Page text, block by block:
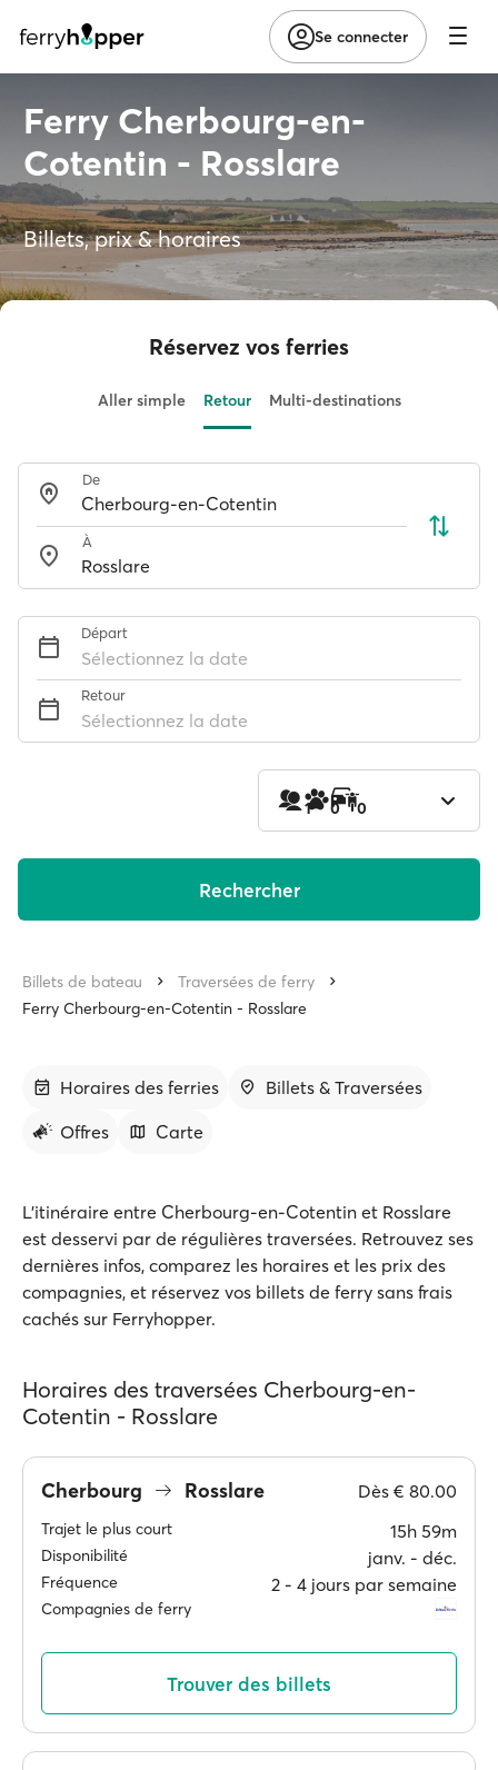
Se connecter
Ferry Cherbourg-en-
Cotentin - Rosslare
Billets, prix & horaires
Réservez vos ferries
Aller simple Retour Multi-destinations
De
À
Départ
Sélectionnez la date
Retour
Sélectionnez la date
1 0 0
Rechercher
Billets de bateau
Traversées de ferry
Ferry Cherbourg-en-Cotentin - Rosslare
Horaires des ferries
Billets & Traversées
Offres
Carte
L'itinéraire entre Cherbourg-en-Cotentin et Rosslare
est desservi par de régulières traversées. Retrouvez ses
dernières infos, comparez les horaires et les prix des
compagnies, et réservez vos billets de ferry sans frais
cachés sur Ferryhopper.
Horaires des traversées Cherbourg-en-
Cotentin - Rosslare
Cherbourg Rosslare Dès € 80.00
Trajet le plus court 15h 59m
Disponibilité janv. ‐ déc.
Fréquence 2 ‐ 4 jours par semaine
Compagnies de ferry
Trouver des billets